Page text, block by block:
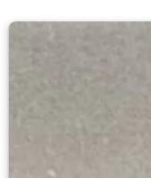
События
Искусство и
Онлайн-